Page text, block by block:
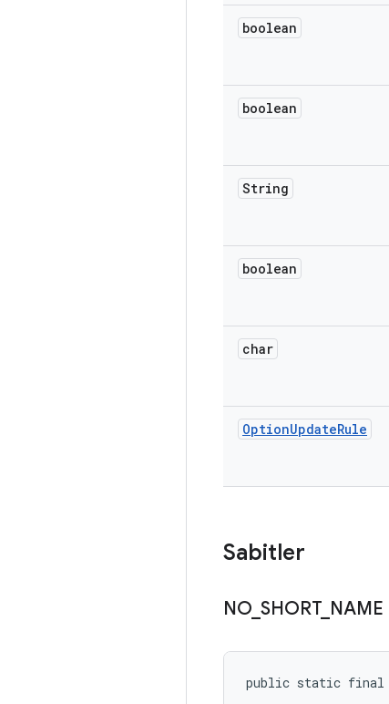
boolean
boolean
String
boolean
char
OptionUpdateRule
Sabitler
NO SHORT_ NAME
public static final